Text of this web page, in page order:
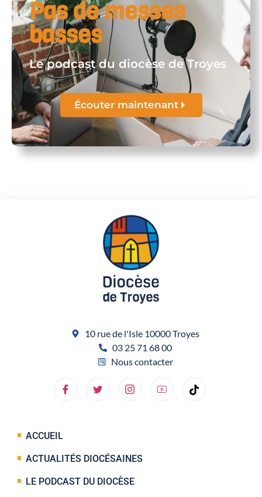
Pas de messes
basses
Le podcast du diocèse de Troyes
Écouter maintenant
10 rue de l'Isle 10000 Troyes
03 25 71 68 00
Nous contacter
ACCUEIL
ACTUALITÉS DIOCÉSAINES
LE PODCAST DU DIOCÈSE